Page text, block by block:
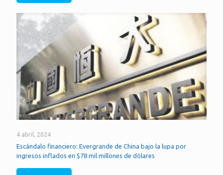
4 abril, 2024
Escándalo financiero: Evergrande de China bajo la lupa por
ingresos inflados en $78 mil millones de dólares